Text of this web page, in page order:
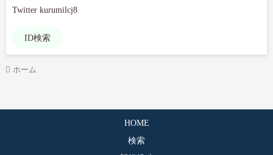
Twitter kurumilcj8
ID検索
ホーム
HOME
検索